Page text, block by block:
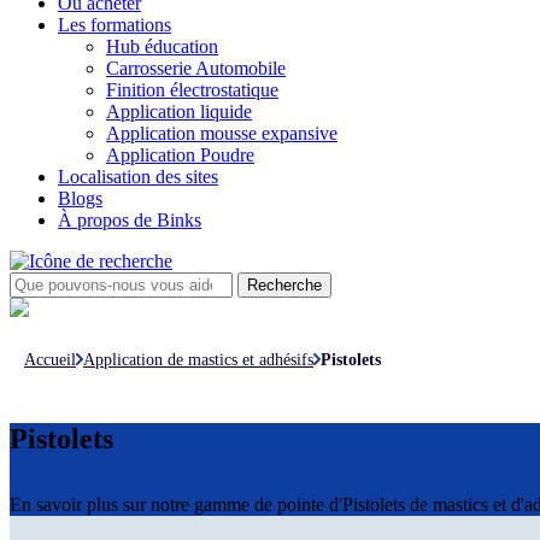
Les formations
Hub éducation
Carrosserie Automobile
Finition électrostatique
Application liquide
Application mousse expansive
Application Poudre
Localisation des sites
Blogs
À propos de Binks
Accueil Application de mastics et adhésifs Pistolets
Pistolets
En savoir plus sur notre gamme de pointe d'Pistolets de mastics et